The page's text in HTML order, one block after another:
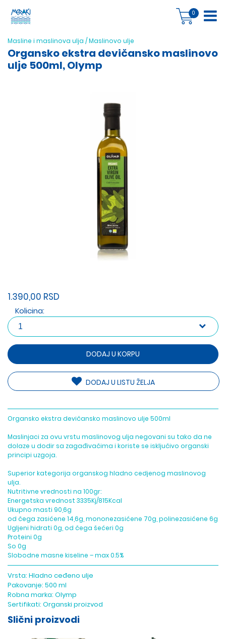
0
Masline i maslinova ulja /Maslinovo ulje
Organsko ekstra devičansko maslinovo
ulje 500ml, Olymp
1.390,00 RSD
Kolicina:
DODAJ U KORPU
DODAJ U LISTU ŽELJA
Organsko ekstra devičansko maslinovo ulje 500ml
Maslinjaci za ovu vrstu maslinovog ulja negovani su tako da ne
dolaze u dodir sa zagađivačima i koriste se isključivo organski
principi uzgoja.
Superior kategorija organskog hladno cedjenog maslinovog
ulja.
Nutritivne vrednosti na 100gr:
Energetska vrednost 3335Kj/815Kcal
Ukupno masti 90,6g
od čega zasićene 14,6g, mononezasićene 70g, polinezasićene 6g
Ugljeni hidrati 0g, od čega šećeri 0g
Proteini 0g
So 0g
Slobodne masne kiseline – max 0.5%
Vrsta:Hladno ceđeno ulje
Pakovanje:500 ml
Robna marka:Olymp
Sertifikati:Organski proizvod
Slični proizvodi